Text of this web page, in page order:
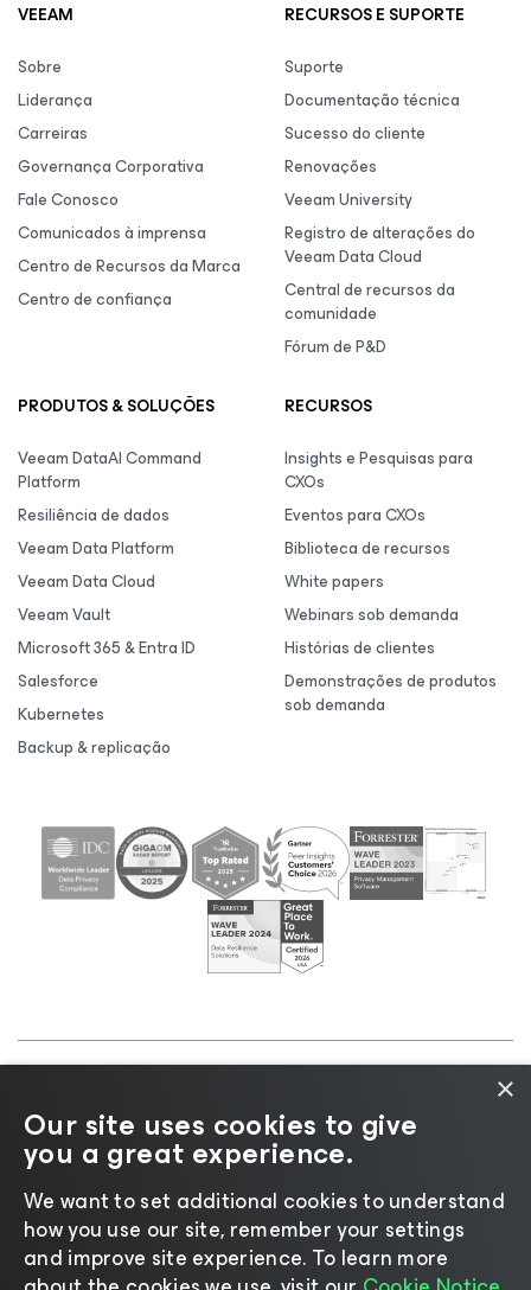
VEEAM
Sobre
Liderança
Carreiras
Governança Corporativa
Fale Conosco
Comunicados à imprensa
Centro de Recursos da Marca
Centro de confiança
RECURSOS E SUPORTE
Suporte
Documentação técnica
Sucesso do cliente
Renovações
Veeam University
Registro de alterações do
Veeam Data Cloud
Central de recursos da
comunidade
Fórum de P&D
PRODUTOS & SOLUÇÕES
Veeam DataAI Command
Platform
Resiliência de dados
Veeam Data Platform
Veeam Data Cloud
Veeam Vault
Microsoft 365 & Entra ID
Salesforce
Kubernetes
Backup & replicação
RECURSOS
Insights e Pesquisas para
CXOs
Eventos para CXOs
Biblioteca de recursos
White papers
Webinars sob demanda
Histórias de clientes
Demonstrações de produtos
sob demanda
|
Aviso de Cookies|Jurídico|Política de
licenciamento |Recursos para Fornecedores
×
Our site uses cookies to give
you a great experience.
We want to set additional cookies to understand
how you use our site, remember your settings
and improve site experience. ​To learn more